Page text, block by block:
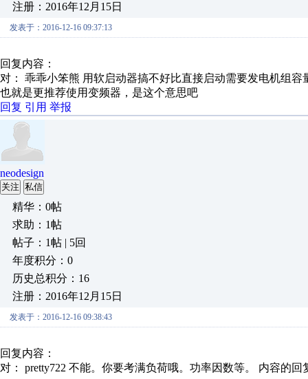
注册：2016年12月15日
发表于：2016-12-16 09:37:13
回复内容：
对： 乖乖小笨熊 用软启动器搞不好比直接启动需要发电机组
也就是更推荐使用变频器，是这个意思吧
回复 引用 举报
neodesign
关注 私信
精华：0帖
求助：1帖
帖子：1帖 | 5回
年度积分：0
历史总积分：16
注册：2016年12月15日
发表于：2016-12-16 09:38:43
回复内容：
对： pretty722 不能。你要考满负荷哦。功率因数等。 内容的回